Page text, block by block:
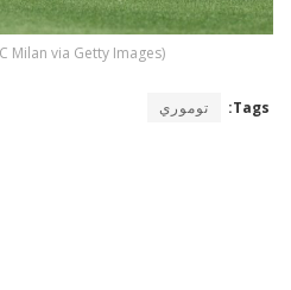
Milan via Getty Images)
Tags: توموري